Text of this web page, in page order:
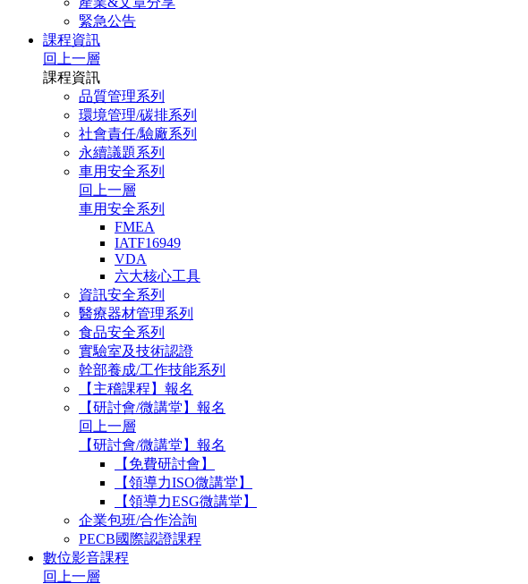
緊急公告
課程資訊
回上一層
課程資訊
品質管理系列
環境管理/碳排系列
社會責任/驗廠系列
永續議題系列
車用安全系列
回上一層
車用安全系列
FMEA
IATF16949
VDA
六大核心工具
資訊安全系列
醫療器材管理系列
食品安全系列
實驗室及技術認證
幹部養成/工作技能系列
【主稽課程】報名
【研討會/微講堂】報名
回上一層
【研討會/微講堂】報名
【免費研討會】
【領導力ISO微講堂】
【領導力ESG微講堂】
企業包班/合作洽詢
PECB國際認證課程
數位影音課程
回上一層